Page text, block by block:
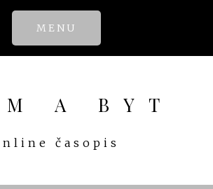
MENU
A BYT
časopis